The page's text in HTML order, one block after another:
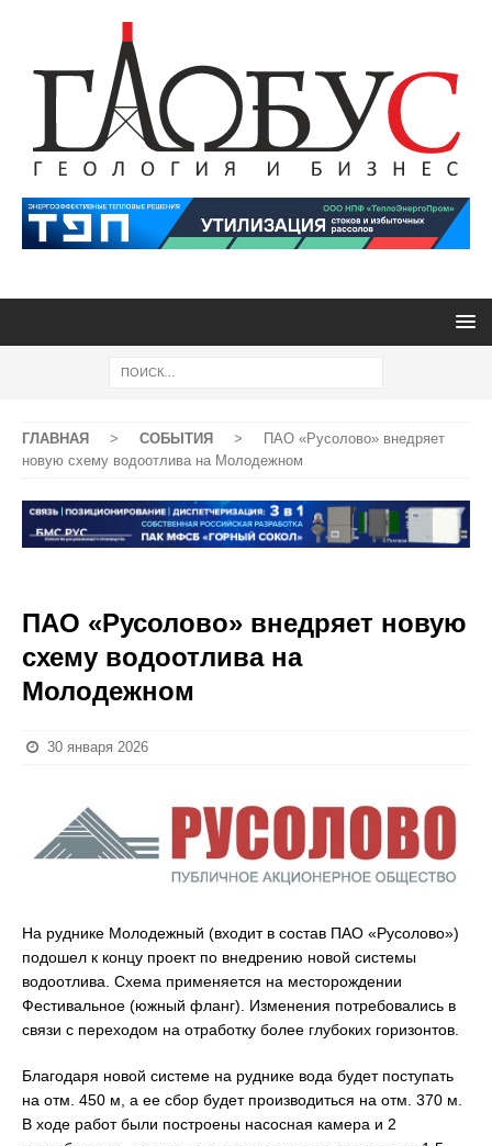
ГЛАВНАЯ > СОБЫТИЯ >
ПАО «Русолово» внедряет
новую схему водоотлива на Молодежном
ПАО «Русолово» внедряет новую
схему водоотлива на
Молодежном
30 января 2026
На руднике Молодежный (входит в состав ПАО «Русолово»)
подошел к концу проект по внедрению новой системы
водоотлива. Схема применяется на месторождении
Фестивальное (южный фланг). Изменения потребовались в
связи с переходом на отработку более глубоких горизонтов.
Благодаря новой системе на руднике вода будет поступать
на отм. 450 м, а ее сбор будет производиться на отм. 370 м.
В ходе работ были построены насосная камера и 2